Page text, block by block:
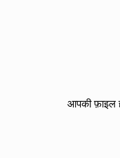
आपकी फ़ाइल